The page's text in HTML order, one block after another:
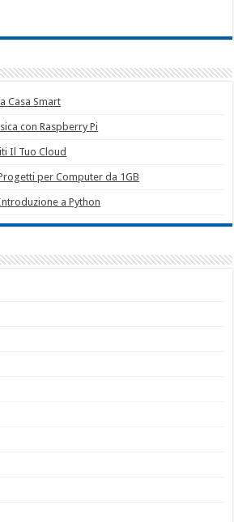
Casa Smart
con Raspberry Pi
Il Tuo Cloud
per Computer da 1GB
a Python